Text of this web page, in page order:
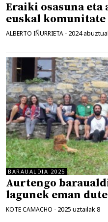
Eraiki osasuna eta
euskal
ALBERTO IÑURRIETA - 2024
BARAUALDIA 2025
Aurtengo
lagunek eman
KOTE CAMACHO - 2025 uztailak 8